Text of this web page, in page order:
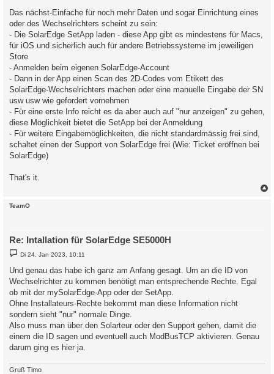
Das nächst-Einfache für noch mehr Daten und sogar Einrichtung eines
oder des Wechselrichters scheint zu sein:
- Die SolarEdge SetApp laden - diese App gibt es mindestens für Macs,
für iOS und sicherlich auch für andere Betriebssysteme im jeweiligen
Store
- Anmelden beim eigenen SolarEdge-Account
- Dann in der App einen Scan des 2D-Codes vom Etikett des
SolarEdge-Wechselrichters machen oder eine manuelle Eingabe der SN
usw usw wie gefordert vornehmen
- Für eine erste Info reicht es da aber auch auf "nur anzeigen" zu gehen,
diese Möglichkeit bietet die SetApp bei der Anmeldung
- Für weitere Eingabemöglichkeiten, die nicht standardmässig frei sind,
schaltet einen der Support von SolarEdge frei (Wie: Ticket eröffnen bei
SolarEdge)
That's it.
TeamO
Re: Intallation für SolarEdge SE5000H
B
e
t
r
g
Di 24. Jan 2023, 10:11
Und genau das habe ich ganz am Anfang gesagt. Um an die ID von
Wechselrichter zu kommen benötigt man entsprechende Rechte. Egal
ob mit der mySolarEdge-App oder der SetApp.
Ohne Installateurs-Rechte bekommt man diese Information nicht
sondern sieht "nur" normale Dinge.
Also muss man über den Solarteur oder den Support gehen, damit die
einem die ID sagen und eventuell auch ModBusTCP aktivieren. Genau
darum ging es hier ja.
Gruß Timo